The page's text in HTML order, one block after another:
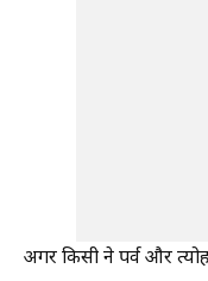
अगर किसी ने पर्व और